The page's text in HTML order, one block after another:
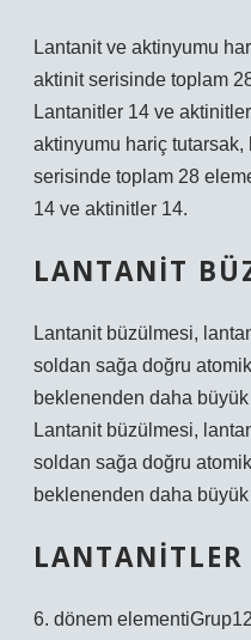
Lantanit ve aktinyumu
aktinit serisinde toplam
Lantanitler 14 ve
aktinyumu hariç
serisinde toplam 28
14 ve aktinitler 14.
LANTANIT
Lantanit büzülmesi,
soldan sağa doğru
beklenenden daha
Lantanit büzülmesi,
soldan sağa doğru
beklenenden daha
6. dönem